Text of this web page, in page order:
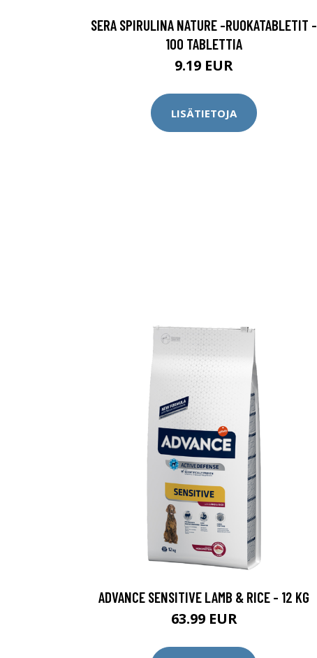
SERA SPIRULINA NATURE -RUOKATABLETIT -
100 TABLETTIA
9.19 EUR
LISÄTIETOJA
ADVANCE SENSITIVE LAMB & RICE - 12 KG
63.99 EUR